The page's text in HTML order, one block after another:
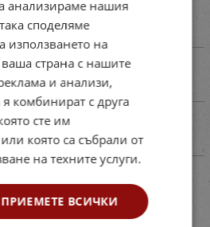
анализираме нашия
споделяме
използването на
страна с нашите
и анализи,
комбинират с друга
сте им
която са събрали от
на техните услуги.
ПРИЕМЕТЕ ВСИЧКИ